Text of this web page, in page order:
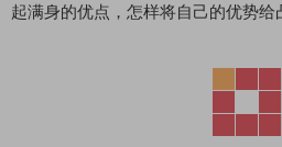
起满身的优点，怎样将自己的优势给